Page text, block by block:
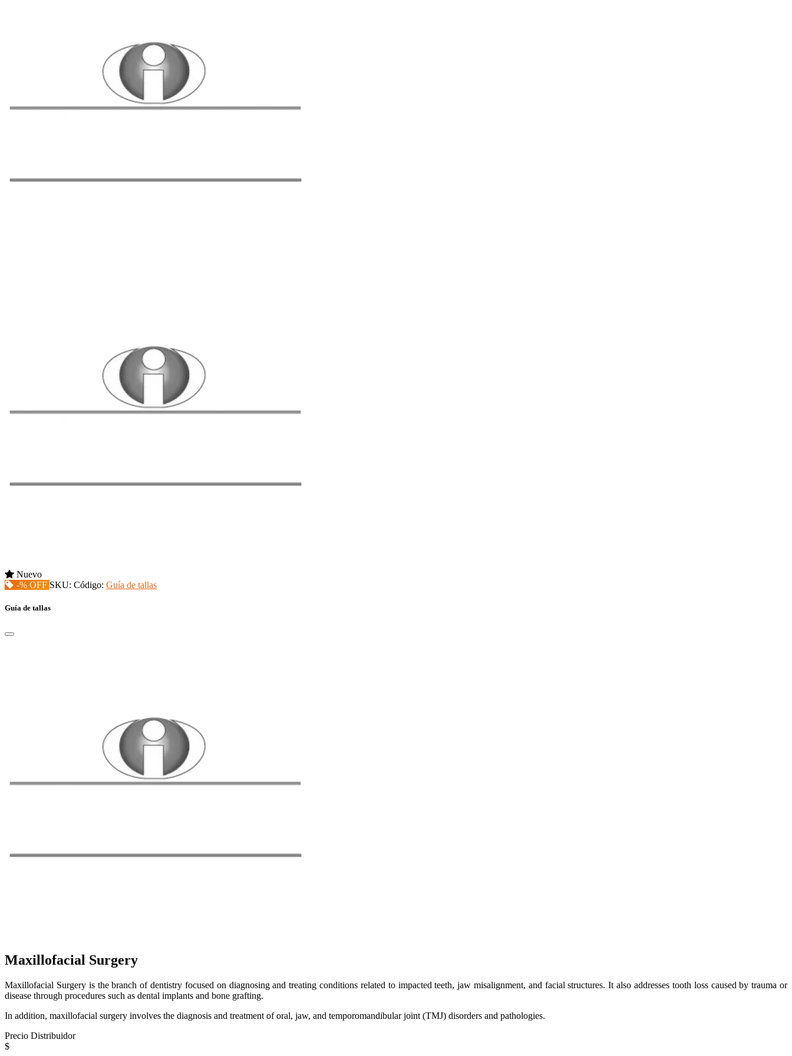
Nuevo
-% OFF SKU: Código: Guía de tallas
Guía de tallas
Maxillofacial Surgery
Maxillofacial Surgery is the branch of dentistry focused on diagnosing and treating conditions related to impacted teeth, jaw misalignment, and facial structures. It also addresses tooth loss caused by trauma or
disease through procedures such as dental implants and bone grafting.
In addition, maxillofacial surgery involves the diagnosis and treatment of oral, jaw, and temporomandibular joint (TMJ) disorders and pathologies.
Precio Distribuidor
$